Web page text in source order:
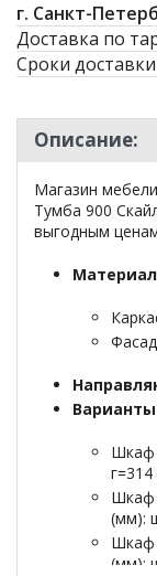
г. Санкт-
Доставка по
Сроки
Описание:
Магазин
Тумба 900
выгодным
Шкаф
г=314
Шкаф
(мм):
Шкаф
(мм):